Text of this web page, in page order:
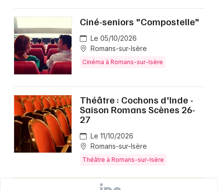
Ciné-seniors "Compostelle"
Le 05/10/2026
Romans-sur-Isère
Cinéma à Romans-sur-Isère
Théâtre : Cochons d'Inde -
Saison Romans Scènes 26-
27
Le 11/10/2026
Romans-sur-Isère
Théâtre à Romans-sur-Isère